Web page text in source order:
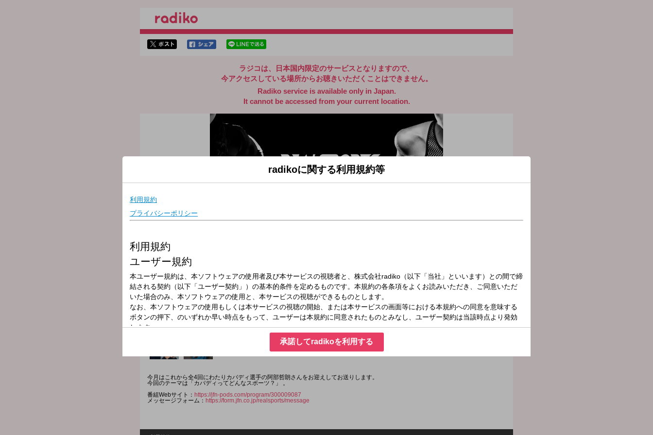
ラジコは、日本国内限定のサービスとなりますので、
今アクセスしている場所からお聴きいただくことはできません。
Radiko service is available only in Japan.
It cannot be accessed from your current location.
放送局
放送時間
2026年7月6日（月）05:30～06:00
番組名
REAL SPORTS
今月はこれから全4回にわたりカバディ選手の阿部哲朗さんをお迎えしてお送りします。
今回のテーマは「カバディってどんなスポーツ？」 。
番組Webサイト： https://jfn-pods.com/program/300009087
メッセージフォーム： https://form.jfn.co.jp/realsports/message
radikoに関する利用規約等
承諾してradikoを利用する